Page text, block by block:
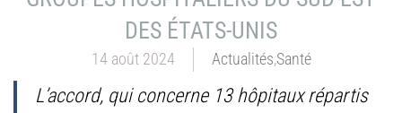
DES ÉTATS-UNIS
14 août 2024 Actualités,Santé
L’accord, qui concerne 13 hôpitaux répartis